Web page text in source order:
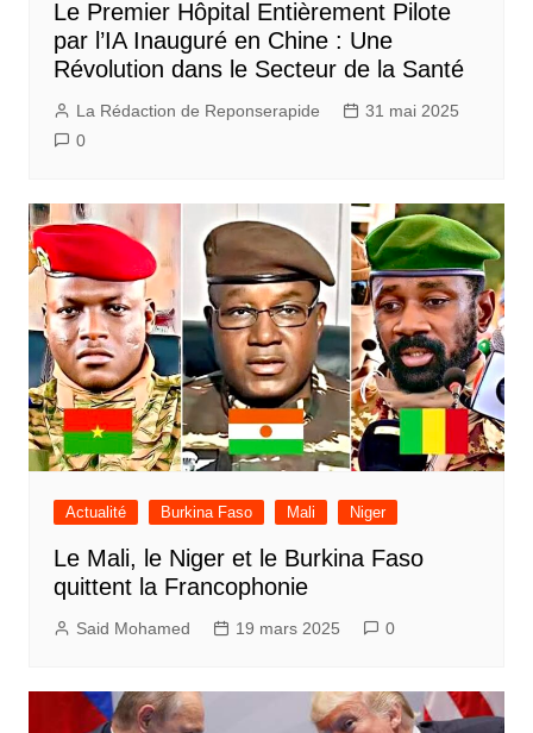
Le Premier Hôpital Entièrement Pilote
par l’IA Inauguré en Chine : Une
Révolution dans le Secteur de la Santé
La Rédaction de Reponserapide
31 mai 2025
0
Actualité Burkina Faso Mali Niger
Le Mali, le Niger et le Burkina Faso
quittent la Francophonie
Said Mohamed 19 mars 2025 0